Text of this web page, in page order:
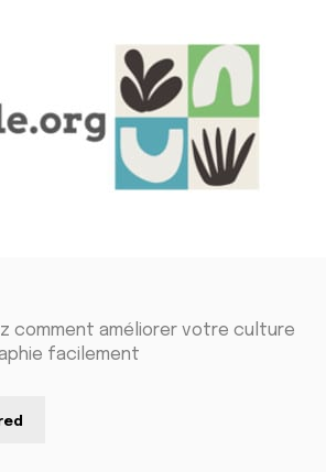
comment améliorer votre culture
facilement